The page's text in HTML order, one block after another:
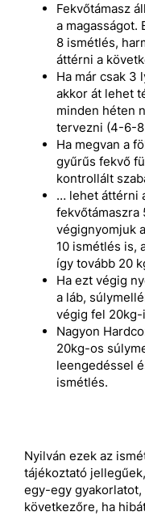
Fekvőtámasz
a magasságot.
8 ismétlés,
áttérni a
Ha már csak 3
akkor át lehet
minden héten
tervezni (4-6-
Ha megvan a
gyűrűs fekvő
kontrollált
… lehet áttérni
fekvőtámaszra
végignyomjuk
10 ismétlés is,
így tovább 20
Ha ezt végig
a láb,
végig fel 20kg-
Nagyon
20kg-os
leengedéssel
ismétlés.
Nyilván ezek az
tájékoztató
egy-egy
következőre, ha